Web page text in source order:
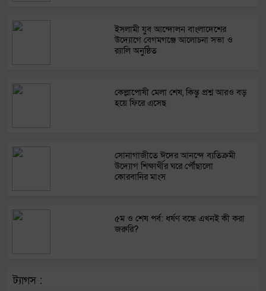
ইসলামী যুব আন্দোলন বাংলাদেশের
উদ্যোগে বেগমগঞ্জে আলোচনা সভা ও
র‍্যালি অনুষ্ঠিত
কেল্লাপোষী মেলা শেষ, কিন্তু প্রশ্ন আরও বড়
হয়ে ফিরে এসেছ
সোনাগাজীতে ঈদের আনন্দে ব্যতিক্রমী
উদ্যোগ শিক্ষার্থীর ঘরে পৌঁছালো
কোরবানির মাংস
৫ম ও শেষ পর্ব: ধর্ষণ বন্ধে এখনই কী করা
জরুরি?
ট্যাগস :